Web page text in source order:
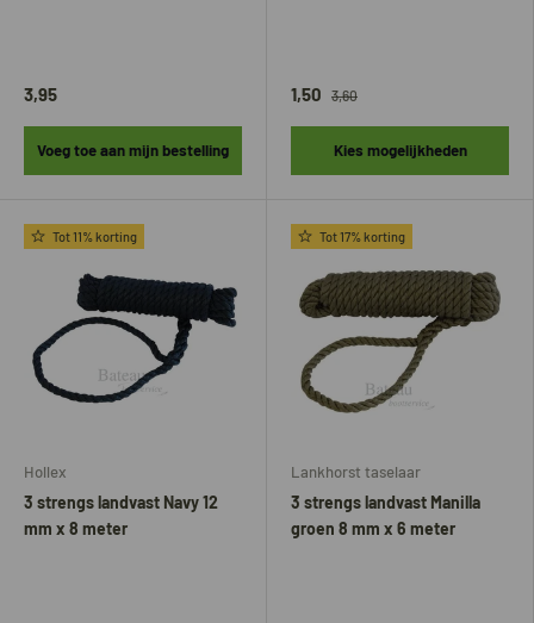
3,95
Voeg toe aan mijn bestelling
1,50 3,60
Kies mogelijkheden
Tot 11% korting
Hollex
3 strengs landvast Navy 12
mm x 8 meter
Tot 17% korting
Lankhorst taselaar
3 strengs landvast Manilla
groen 8 mm x 6 meter